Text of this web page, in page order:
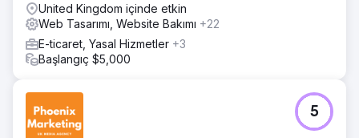
United Kingdom içinde etkin
Web Tasarımı, Website Bakımı +22
E-ticaret, Yasal Hizmetler +3
Başlangıç $5,000
5